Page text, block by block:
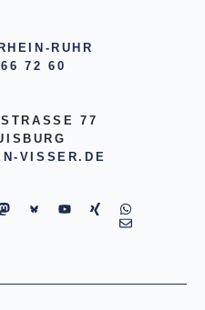
RUHR
72 60
77
VISSER.DE